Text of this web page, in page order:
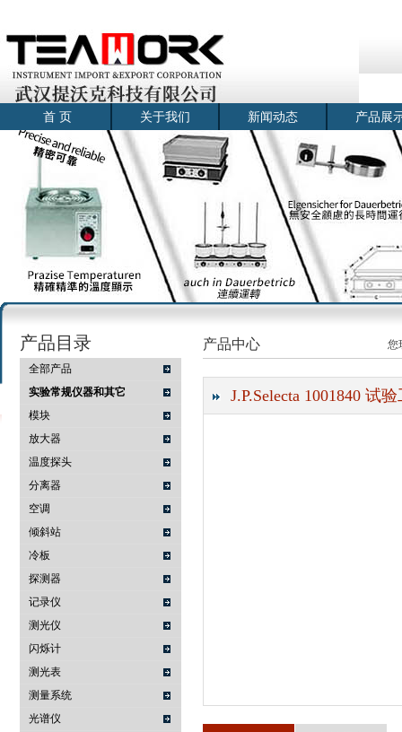
武汉提沃克科技有限公司
首 页 关于我们 新闻动态 产品展
产品目录
全部产品
实验常规仪器和其它
模块
放大器
温度探头
分离器
空调
倾斜站
冷板
探测器
记录仪
测光仪
闪烁计
测光表
测量系统
光谱仪
产品中心 您
J.P.Selecta 1001840 试